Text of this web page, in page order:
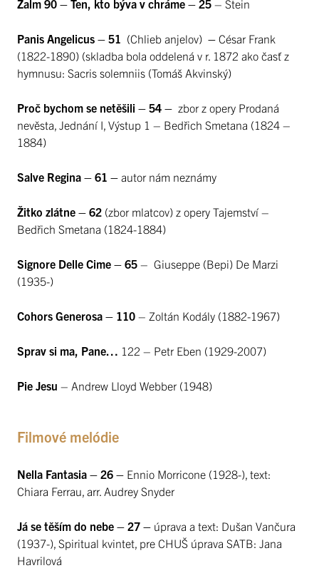
Žalm 90 – Ten, kto býva v chráme – 25 – Stein
Panis Angelicus – 51 (Chlieb anjelov) – César Frank
(1822-1890) (skladba bola oddelená v r. 1872 ako časť z
hymnusu: Sacris solemniis (Tomáš Akvinský)
Proč bychom se netěšili – 54 – zbor z opery Prodaná
nevěsta, Jednání I, Výstup 1 – Bedřich Smetana (1824 –
1884)
Salve Regina – 61 – autor nám neznámy
Žitko zlátne – 62 (zbor mlatcov) z opery Tajemství –
Bedřich Smetana (1824-1884)
Signore Delle Cime – 65 – Giuseppe (Bepi) De Marzi
(1935-)
Cohors Generosa – 110 – Zoltán Kodály (1882-1967)
Sprav si ma, Pane… 122 – Petr Eben (1929-2007)
Pie Jesu – Andrew Lloyd Webber (1948)
Filmové melódie
Nella Fantasia – 26 – Ennio Morricone (1928-), text:
Chiara Ferrau, arr. Audrey Snyder
Já se těším do nebe – 27 – úprava a text: Dušan Vančura
(1937-), Spiritual kvintet, pre CHUŠ úprava SATB: Jana
Havrilová